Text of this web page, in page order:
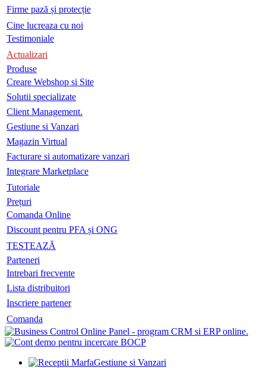
Firme pază și protecție
Cine lucreaza cu noi
Testimoniale
Actualizari
Produse
Creare Webshop si Site
Solutii specializate
Client Management.
Gestiune si Vanzari
Magazin Virtual
Facturare si automatizare vanzari
Integrare Marketplace
Tutoriale
Prețuri
Comanda Online
Discount pentru PFA și ONG
TESTEAZĂ
Parteneri
Intrebari frecvente
Lista distribuitori
Inscriere partener
Comanda
Gestiune si Vanzari